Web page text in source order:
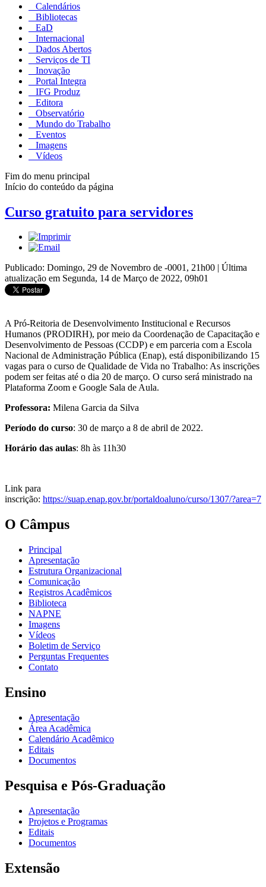
Calendários
Bibliotecas
EaD
Internacional
Dados Abertos
Serviços de TI
Inovação
Portal Integra
IFG Produz
Editora
Observatório
Mundo do Trabalho
Eventos
Imagens
Vídeos
Fim do menu principal
Início do conteúdo da página
Curso gratuito para servidores
Publicado: Domingo, 29 de Novembro de -0001, 21h00 | Última
atualização em Segunda, 14 de Março de 2022, 09h01
A Pró-Reitoria de Desenvolvimento Institucional e Recursos
Humanos (PRODIRH), por meio da Coordenação de Capacitação e
Desenvolvimento de Pessoas (CCDP) e em parceria com a Escola
Nacional de Administração Pública (Enap), está disponibilizando 15
vagas para o curso de Qualidade de Vida no Trabalho: As inscrições
podem ser feitas até o dia 20 de março. O curso será ministrado na
Plataforma Zoom e Google Sala de Aula.
Professora: Milena Garcia da Silva
Período do curso: 30 de março a 8 de abril de 2022.
Horário das aulas: 8h às 11h30
Link para
inscrição: https://suap.enap.gov.br/portaldoaluno/curso/1307/?area=7
O Câmpus
Principal
Apresentação
Estrutura Organizacional
Comunicação
Registros Acadêmicos
Biblioteca
NAPNE
Imagens
Vídeos
Boletim de Serviço
Perguntas Frequentes
Contato
Ensino
Apresentação
Área Acadêmica
Calendário Acadêmico
Editais
Documentos
Pesquisa e Pós-Graduação
Apresentação
Projetos e Programas
Editais
Documentos
Extensão